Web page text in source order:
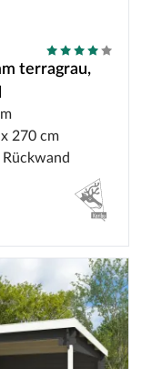
terragrau,
270 cm